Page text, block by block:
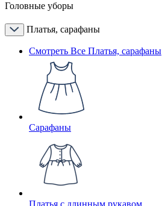
Головные уборы
Платья, сарафаны
Смотреть Все Платья, сарафаны
Сарафаны
Платья с длинным рукавом